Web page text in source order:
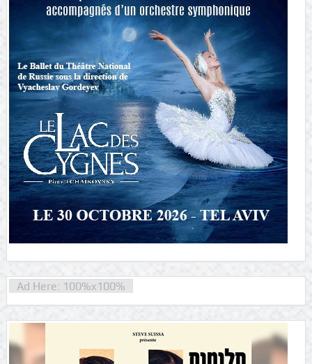
Ad Here: 100%x100%